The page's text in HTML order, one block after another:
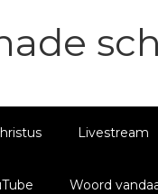
Livestream
Woord